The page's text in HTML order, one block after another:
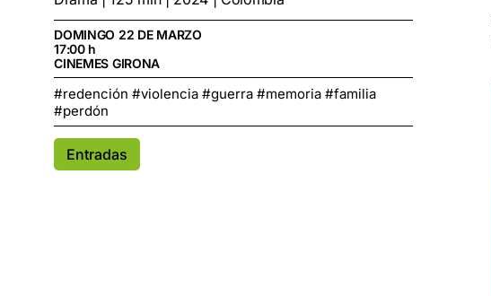
DOMINGO 22 DE MARZO
17:00 h
CINEMES GIRONA
#redención #violencia #guerra #memoria #familia
#perdón
Entradas